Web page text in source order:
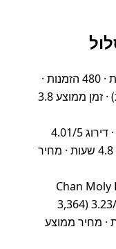
RA Express VIP – 776 נסיעות · 480 הזמנות ·
דירוג 3.41/5 (19,406 ביקורות) · זמן ממוצע 3.8
מפעיל #51516 – 558 נסיעות · דירוג 4.01/5
(85,814 ביקורות) · זמן ממוצע 4.8 שעות · מחיר
Chan Moly
נסיעות · 720 הזמנות · דירוג 3.23/5 (3,364
זמן ממוצע 7.1 שעות · מחיר ממוצע